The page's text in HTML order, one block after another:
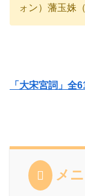
ォン）藩玉姝
「大宋宮詞」全
メ